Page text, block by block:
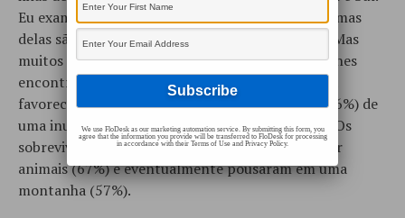
Eu examinei estas histórias e, para ser justo, algumas
delas são diferentes do relato bíblico do dilúvio. Mas
muitos também incluem características ou detalhes
encontrados na descrição de Moisés. Uma família
favorecida (88%) foi avisada antecipadamente (66%) de
uma inundação globalmente catastrófica (95%). Os
sobreviventes usaram um barco (70%) para salvar
animais (67%) e eventualmente pousaram em uma
montanha (57%).
We use FloDesk as our marketing automation service. By submitting this form, you
agree that the information you provide will be transferred to FloDesk for processing
in accordance with their Terms of Use and Privacy Policy.